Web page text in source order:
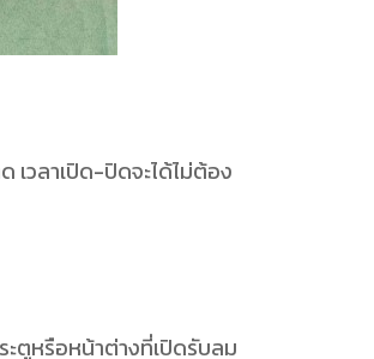
เวลาเปิด-ปิดจะได้ไม่ต้อง
ะตูหรือหน้าต่างที่เปิดรับลม